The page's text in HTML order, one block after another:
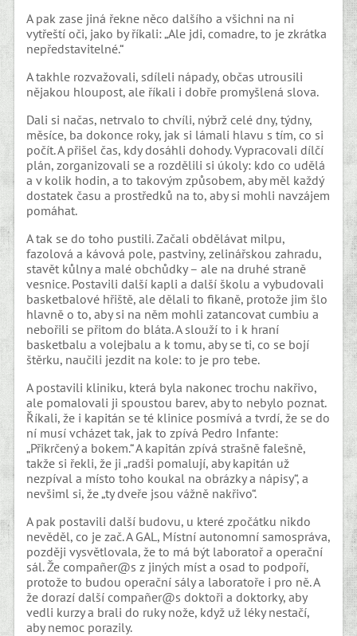
A pak zase jiná řekne něco dalšího a všichni na ni
vytřeští oči, jako by říkali: „Ale jdi, comadre, to je zkrátka
nepředstavitelné.“
A takhle rozvažovali, sdíleli nápady, občas utrousili
nějakou hloupost, ale říkali i dobře promyšlená slova.
Dali si načas, netrvalo to chvíli, nýbrž celé dny, týdny,
měsíce, ba dokonce roky, jak si lámali hlavu s tím, co si
počít. A přišel čas, kdy dosáhli dohody. Vypracovali dílčí
plán, zorganizovali se a rozdělili si úkoly: kdo co udělá
a v kolik hodin, a to takovým způsobem, aby měl každý
dostatek času a prostředků na to, aby si mohli navzájem
pomáhat.
A tak se do toho pustili. Začali obdělávat milpu,
fazolová a kávová pole, pastviny, zelinářskou zahradu,
stavět kůlny a malé obchůdky – ale na druhé straně
vesnice. Postavili další kapli a další školu a vybudovali
basketbalové hřiště, ale dělali to fikaně, protože jim šlo
hlavně o to, aby si na něm mohli zatancovat cumbiu a
nebořili se přitom do bláta. A slouží to i k hraní
basketbalu a volejbalu a k tomu, aby se ti, co se bojí
štěrku, naučili jezdit na kole: to je pro tebe.
A postavili kliniku, která byla nakonec trochu nakřivo,
ale pomalovali ji spoustou barev, aby to nebylo poznat.
Říkali, že i kapitán se té klinice posmívá a tvrdí, že se do
ní musí vcházet tak, jak to zpívá Pedro Infante:
„Přikrčený a bokem.“ A kapitán zpívá strašně falešně,
takže si řekli, že ji „radši pomalují, aby kapitán už
nezpíval a místo toho koukal na obrázky a nápisy“, a
nevšiml si, že „ty dveře jsou vážně nakřivo“.
A pak postavili další budovu, u které zpočátku nikdo
nevěděl, co je zač. A GAL, Místní autonomní samospráva,
později vysvětlovala, že to má být laboratoř a operační
sál. Že compañer@s z jiných míst a osad to podpoří,
protože to budou operační sály a laboratoře i pro ně. A
že dorazí další compañer@s doktoři a doktorky, aby
vedli kurzy a brali do ruky nože, když už léky nestačí,
aby nemoc porazily.